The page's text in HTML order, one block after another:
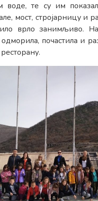
воде, те су им
мост, стројарницу и
врло занимљиво. На
почастила и